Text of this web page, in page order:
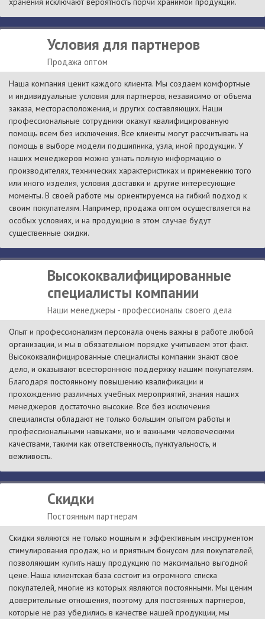
Условия для партнеров
Продажа оптом
Наша компания ценит каждого клиента. Мы создаем комфортные
и индивидуальные условия для партнеров, независимо от объема
заказа, месторасположения, и других составляющих. Наши
профессиональные сотрудники окажут квалифицированную
помощь всем без исключения. Все клиенты могут рассчитывать на
помощь в выборе модели подшипника, узла, иной продукции. У
наших менеджеров можно узнать полную информацию о
производителях, технических характеристиках и применению того
или иного изделия, условия доставки и другие интересующие
моменты. В своей работе мы ориентируемся на гибкий подход к
своим покупателям. Например, продажа оптом осуществляется на
особых условиях, и на продукцию в этом случае будут
существенные скидки.
Высококвалифицированные
специалисты компании
Наши менеджеры - профессионалы своего дела
Опыт и профессионализм персонала очень важны в работе любой
организации, и мы в обязательном порядке учитываем этот факт.
Высококвалифицированные специалисты компании знают свое
дело, и оказывают всестороннюю поддержку нашим покупателям.
Благодаря постоянному повышению квалификации и
прохождению различных учебных мероприятий, знания наших
менеджеров достаточно высокие. Все без исключения
специалисты обладают не только большим опытом работы и
профессиональными навыками, но и важными человеческими
качествами, такими как ответственность, пунктуальность, и
вежливость.
Скидки
Постоянным партнерам
Скидки являются не только мощным и эффективным инструментом
стимулирования продаж, но и приятным бонусом для покупателей,
позволяющим купить нашу продукцию по максимально выгодной
цене. Наша клиентская база состоит из огромного списка
покупателей, многие из которых являются постоянными. Мы ценим
доверительные отношения, поэтому для постоянных партнеров,
которые не раз убедились в качестве нашей продукции, мы